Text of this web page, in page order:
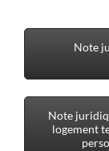
Note
Note
logement